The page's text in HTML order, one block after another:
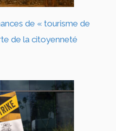
de « tourisme de
de la citoyenneté